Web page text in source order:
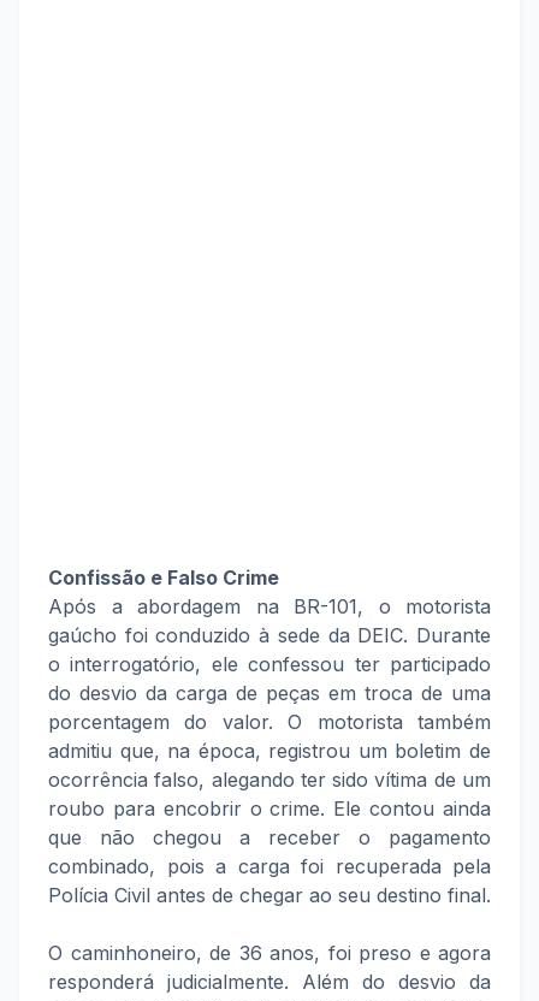
Confissão e Falso Crime
Após a abordagem na BR-101, o motorista
gaúcho foi conduzido à sede da DEIC. Durante
o interrogatório, ele confessou ter participado
do desvio da carga de peças em troca de uma
porcentagem do valor. O motorista também
admitiu que, na época, registrou um boletim de
ocorrência falso, alegando ter sido vítima de um
roubo para encobrir o crime. Ele contou ainda
que não chegou a receber o pagamento
combinado, pois a carga foi recuperada pela
Polícia Civil antes de chegar ao seu destino final.
O caminhoneiro, de 36 anos, foi preso e agora
responderá judicialmente. Além do desvio da